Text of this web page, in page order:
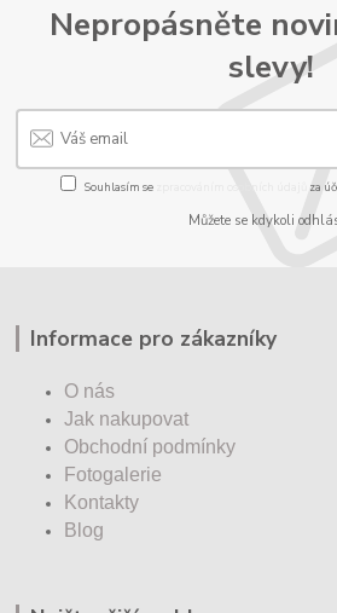
Nepropásněte
slevy!
Souhlasím se za
Můžete se kdykoli
Informace pro zákazníky
O nás
Jak nakupovat
Obchodní podmínky
Fotogalerie
Kontakty
Blog